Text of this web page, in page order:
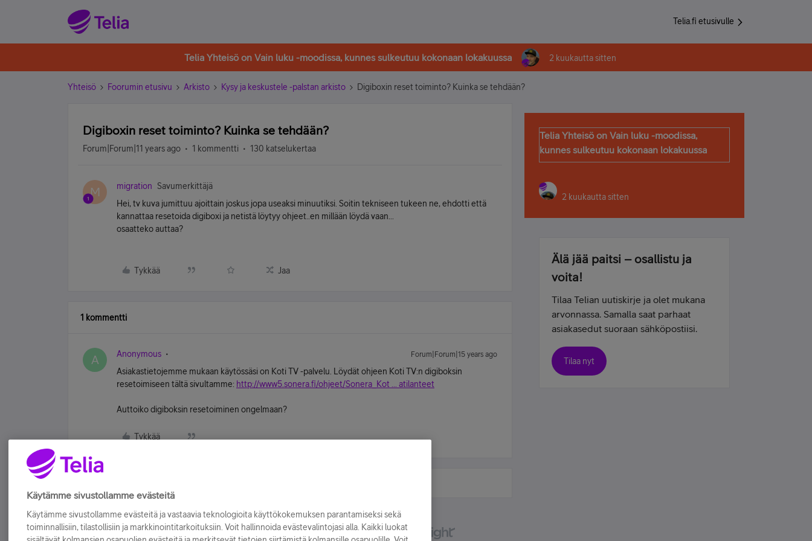
Telia.fi etusivulle
Telia Yhteisö on Vain luku -moodissa, kunnes sulkeutuu kokonaan lokakuussa 2 kuukautta sitten
Yhteisö Foorumin etusivu Arkisto Kysy ja keskustele -palstan arkisto Digiboxin reset toiminto? Kuinka se tehdään?
Digiboxin reset toiminto? Kuinka se tehdään?
Forum|Forum|11 years ago 1 kommentti 130 katselukertaa
M migration
Savumerkittäjä
Hei, tv kuva jumittuu ajoittain joskus jopa useaksi minuutiksi. Soitin tekniseen tukeen ne, ehdotti että
kannattaa resetoida digiboxi ja netistä löytyy ohjeet..en millään löydä vaan...
osaatteko auttaa?
Tykkää Jaa
1 kommentti
A Anonymous Forum|Forum|15 years ago
Asiakastietojemme mukaan käytössäsi on Koti TV -palvelu. Löydät ohjeen Koti TV:n digiboksin
resetoimiseen tältä sivultamme: http://www5.sonera.fi/ohjeet/Sonera_Kot ... atilanteet
Auttoiko digiboksin resetoiminen ongelmaan?
Tykkää
Telia Yhteisö on Vain luku -moodissa,
kunnes sulkeutuu kokonaan lokakuussa
2 kuukautta sitten
Älä jää paitsi – osallistu ja
voita!
Tilaa Telian uutiskirje ja olet mukana
arvonnassa. Samalla saat parhaat
asiakasedut suoraan sähköpostiisi.
Tilaa nyt
Käytämme sivustollamme evästeitä
Käytämme sivustollamme evästeitä ja vastaavia teknologioita käyttökokemuksen parantamiseksi sekä
toiminnallisiin, tilastollisiin ja markkinointitarkoituksiin. Voit hallinnoida evästevalintojasi alla. Kaikki luokat